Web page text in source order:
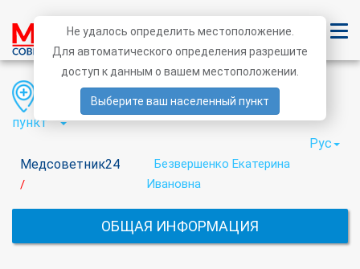
Медсоветник24
/
Безвершенко Екатерина
Ивановна
Область Район
Населенный
пункт
Рус
ОБЩАЯ ИНФОРМАЦИЯ
Не удалось определить местоположение.
Для автоматического определения разрешите
доступ к данным о вашем местоположении.
Выберите ваш населенный пункт